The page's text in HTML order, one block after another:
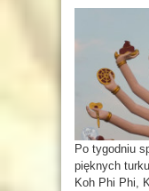
Po tygodniu
pięknych
Koh Phi Phi,